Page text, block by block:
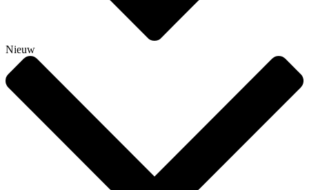
Nieuw